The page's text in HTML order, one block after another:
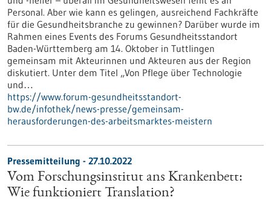
Personal. Aber wie kann es gelingen, ausreichend Fachkräfte
für die Gesundheitsbranche zu gewinnen? Darüber wurde im
Rahmen eines Events des Forums Gesundheitsstandort
Baden-Württemberg am 14. Oktober in Tuttlingen
gemeinsam mit Akteurinnen und Akteuren aus der Region
diskutiert. Unter dem Titel „Von Pflege über Technologie
und…
https://www.forum-gesundheitsstandort-
bw.de/infothek/news-presse/gemeinsam-
herausforderungen-des-arbeitsmarktes-meistern
Pressemitteilung - 27.10.2022
Vom Forschungsinstitut ans Krankenbett:
Wie funktioniert Translation?